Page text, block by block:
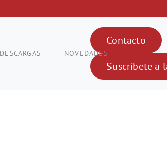
DESCARGAS NOVEDADES
Contacto
Suscríbete a